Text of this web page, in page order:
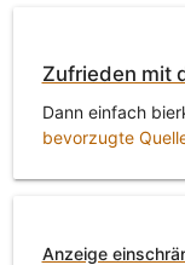
Zufrieden mit
Dann einfach
bevorzugte
Anzeige